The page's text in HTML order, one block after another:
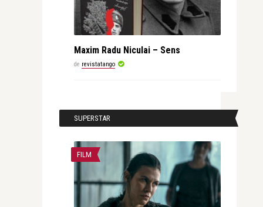
Maxim Radu Niculai – Sens
de revistatango
SUPERSTAR
FILM